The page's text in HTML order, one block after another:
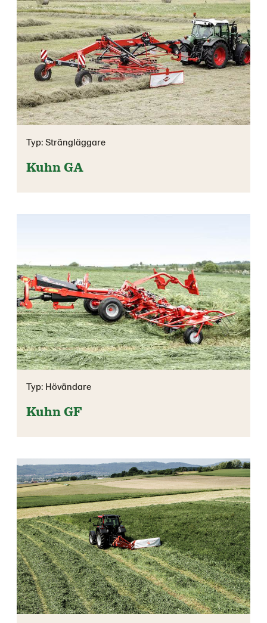
Typ: Strängläggare
Kuhn GA
Typ: Hövändare
Kuhn GF